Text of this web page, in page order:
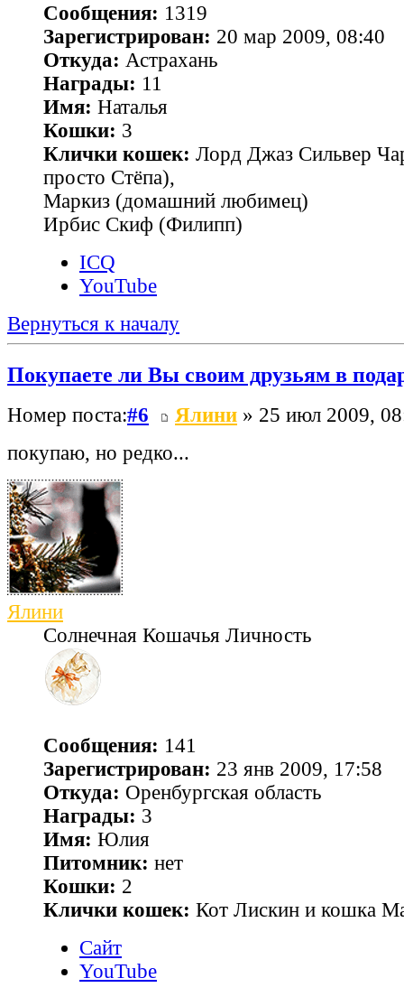
Сообщения: 1319
Зарегистрирован: 20 мар 2009, 08:40
Откуда: Астрахань
Награды: 11
Имя: Наталья
Кошки: 3
Клички кошек: Лорд Джаз Сильвер
просто Стёпа),
Маркиз (домашний любимец)
Ирбис Скиф (Филипп)
ICQ
YouTube
Вернуться к началу
Покупаете ли Вы своим друзьям в
Номер поста:#6 Ялини » 25 июл 2009,
покупаю, но редко...
Ялини
Солнечная Кошачья Личность
Сообщения: 141
Зарегистрирован: 23 янв 2009, 17:58
Откуда: Оренбургская область
Награды: 3
Имя: Юлия
Питомник: нет
Кошки: 2
Клички кошек: Кот Лискин и кошка
Сайт
YouTube